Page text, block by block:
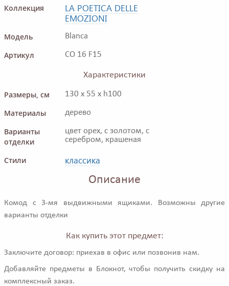
Коллекция
LA POETICA DELLE
EMOZIONI
Модель Blanca
Артикул CO 16 F15
Характеристики
Размеры, см
130 x 55 x h100
Материалы дерево
Варианты
отделки
цвет орех, с золотом, с
серебром, крашеная
Стили классика
Описание
Комод с 3-мя выдвижными ящиками. Возможны другие
варианты отделки
Как купить этот предмет:
Заключите договор: приехав в офис или позвонив нам.
Добавляйте предметы в Блокнот, чтобы получить скидку на
комплексный заказ.